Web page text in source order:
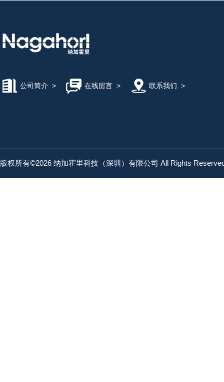
公司简介 > 在线留言> 联系我们 >
版权所有©2026 纳加霍里科技（深圳）有限公司 All Rights